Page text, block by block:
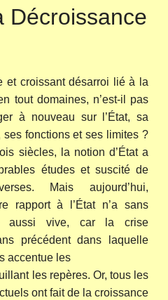
Décroissance
et croissant désarroi lié à la
tout domaines, n’est-il pas
à nouveau sur l’État, sa
ses fonctions et ses limites ?
siècles, la notion d’État a
études et suscité de
Mais aujourd’hui,
rapport à l’État n’a sans
aussi vive, car la crise
précédent dans laquelle
accentue les
les repères. Or, tous les
ont fait de la croissance